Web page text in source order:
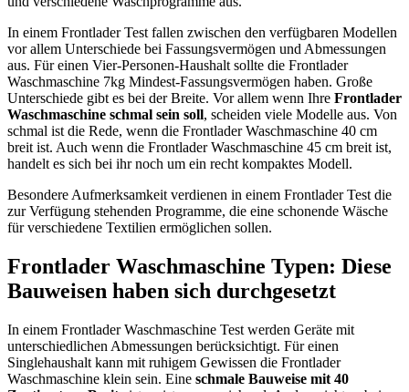
In einem Frontlader Test fallen zwischen den verfügbaren Modellen
vor allem Unterschiede bei Fassungsvermögen und Abmessungen
aus. Für einen Vier-Personen-Haushalt sollte die Frontlader
Waschmaschine 7kg Mindest-Fassungsvermögen haben. Große
Unterschiede gibt es bei der Breite. Vor allem wenn Ihre Frontlader
Waschmaschine schmal sein soll, scheiden viele Modelle aus. Von
schmal ist die Rede, wenn die Frontlader Waschmaschine 40 cm
breit ist. Auch wenn die Frontlader Waschmaschine 45 cm breit ist,
handelt es sich bei ihr noch um ein recht kompaktes Modell.
Besondere Aufmerksamkeit verdienen in einem Frontlader Test die
zur Verfügung stehenden Programme, die eine schonende Wäsche
für verschiedene Textilien ermöglichen sollen.
Frontlader Waschmaschine Typen: Diese
Bauweisen haben sich durchgesetzt
In einem Frontlader Waschmaschine Test werden Geräte mit
unterschiedlichen Abmessungen berücksichtigt. Für einen
Singlehaushalt kann mit ruhigem Gewissen die Frontlader
Waschmaschine klein sein. Eine schmale Bauweise mit 40